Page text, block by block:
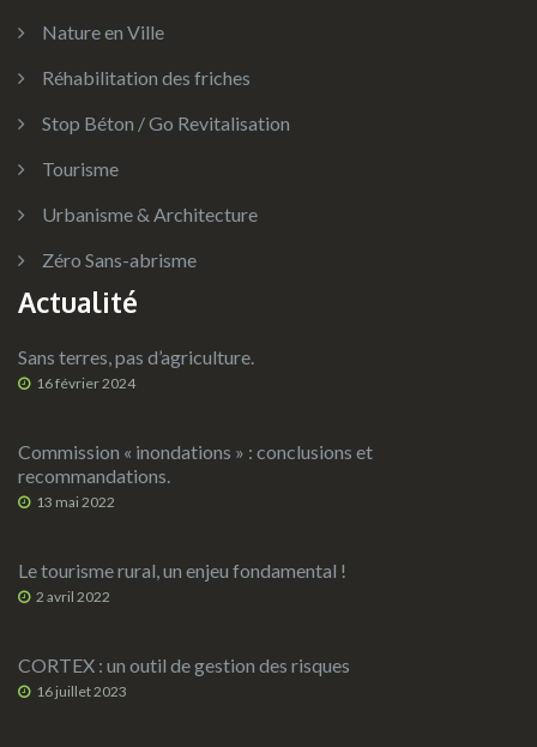
Nature en Ville
Réhabilitation des friches
Stop Béton / Go Revitalisation
Tourisme
Urbanisme & Architecture
Zéro Sans-abrisme
Actualité
Sans terres, pas d’agriculture.
16 février 2024
Commission « inondations » : conclusions et
recommandations.
13 mai 2022
Le tourisme rural, un enjeu fondamental !
2 avril 2022
CORTEX : un outil de gestion des risques
16 juillet 2023